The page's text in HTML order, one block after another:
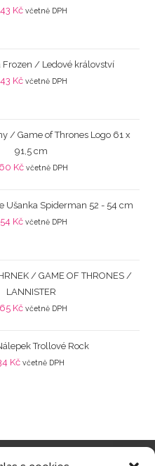
Kč včetně DPH
Frozen / Ledové království
Kč včetně DPH
/ Game of Thrones Logo 61 x
91,5 cm
Kč včetně DPH
Ušanka Spiderman 52 - 54 cm
Kč včetně DPH
/ GAME OF THRONES /
LANNISTER
Kč včetně DPH
Trollové Rock
Kč včetně DPH